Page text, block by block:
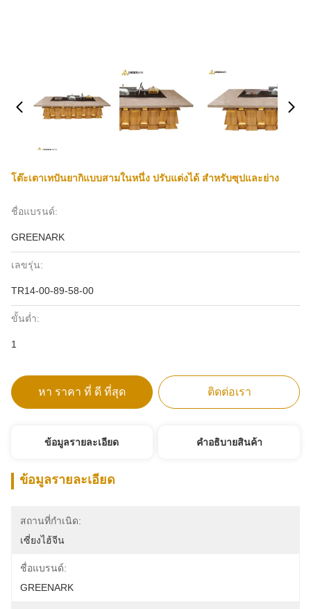
โต๊ะเตาเทปันยากิแบบสามในหนึ่ง ปรับแต่งได้ สำหรับซุปและย่าง
ชื่อแบรนด์:
GREENARK
เลขรุ่น:
TR14-00-89-58-00
ขั้นต่ำ:
1
หา ราคา ที่ ดี ที่สุด ติดต่อเรา
ข้อมูลรายละเอียด คําอธิบายสินค้า
ข้อมูลรายละเอียด
สถานที่กำเนิด:
เซี่ยงไฮ้จีน
ชื่อแบรนด์:
GREENARK